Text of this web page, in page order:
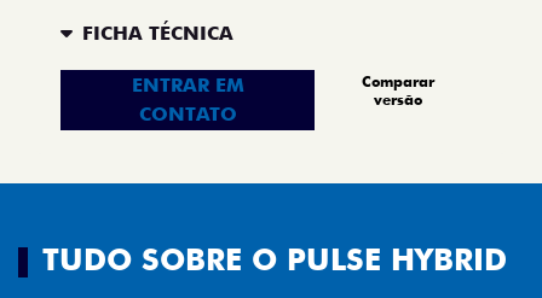
FICHA TÉCNICA
ENTRAR EM
CONTATO
Comparar
versão
TUDO SOBRE O PULSE HYBRID